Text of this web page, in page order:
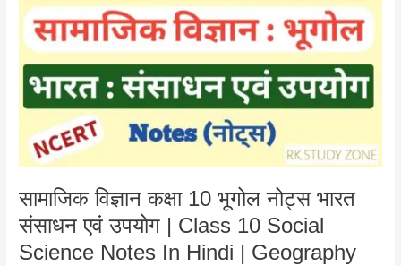
सामाजिक विज्ञान कक्षा 10 भूगोल नोट्स भारत
संसाधन एवं उपयोग | Class 10 Social
Science Notes In Hindi | Geography
कक्षा
भूगोल
नोट्स
भारत
संसाधन
उपयोग
|
10
Social
Science